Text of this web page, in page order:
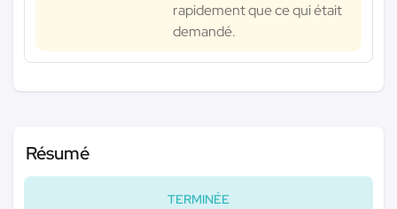
rapidement que ce qui était
demandé.
Résumé
TERMINÉE